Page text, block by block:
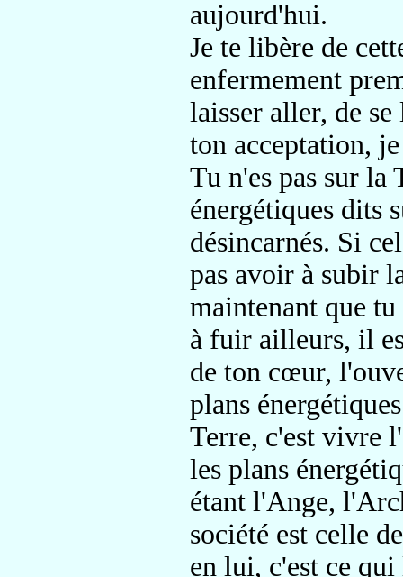
aujourd'hui.
Je te libère de
enfermement
laisser aller, de
ton acceptation,
Tu n'es pas sur la
énergétiques dits
désincarnés. Si
pas avoir à subir
maintenant que
à fuir ailleurs, il
de ton cœur,
plans
Terre, c'est vivre
les plans
étant l'Ange,
société est celle
en lui, c'est ce